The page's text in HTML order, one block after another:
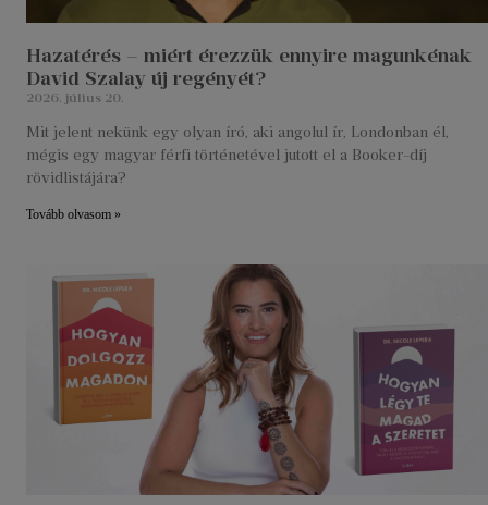
Hazatérés – miért érezzük ennyire magunkénak
David Szalay új regényét?
2026. július 20.
Mit jelent nekünk egy olyan író, aki angolul ír, Londonban él,
mégis egy magyar férfi történetével jutott el a Booker-díj
rövidlistájára?
Tovább olvasom »